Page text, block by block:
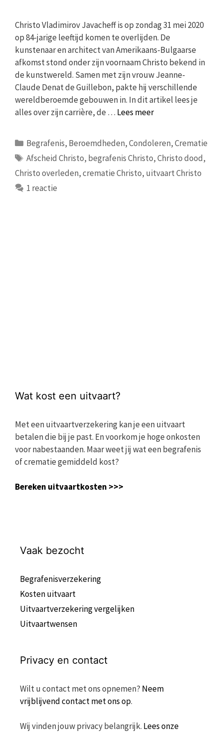
Christo Vladimirov Javacheff is op zondag 31 mei 2020
op 84-jarige leeftijd komen te overlijden. De
kunstenaar en architect van Amerikaans-Bulgaarse
afkomst stond onder zijn voornaam Christo bekend in
de kunstwereld. Samen met zijn vrouw Jeanne-
Claude Denat de Guillebon, pakte hij verschillende
wereldberoemde gebouwen in. In dit artikel lees je
alles over zijn carrière, de … Lees meer
Categorieën
Begrafenis, Beroemdheden,Condoleren,Crematie
Tags
Afscheid Christo, begrafenis Christo,Christo dood,
Christo overleden,crematie Christo, uitvaart Christo
1 reactie
Wat kost een uitvaart?
Met een uitvaartverzekering kan je een uitvaart
betalen die bij je past. En voorkom je hoge onkosten
voor nabestaanden. Maar weet jij wat een begrafenis
of crematie gemiddeld kost?
Bereken uitvaartkosten >>>
Vaak bezocht
Begrafenisverzekering
Kosten uitvaart
Uitvaartverzekering vergelijken
Uitvaartwensen
Privacy en contact
Wilt u contact met ons opnemen? Neem
vrijblijvend contact met ons op.
Wij vinden jouw privacy belangrijk. Lees onze